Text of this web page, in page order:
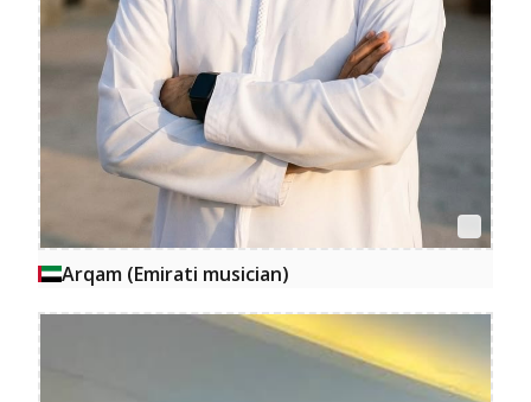
Arqam (Emirati musician)